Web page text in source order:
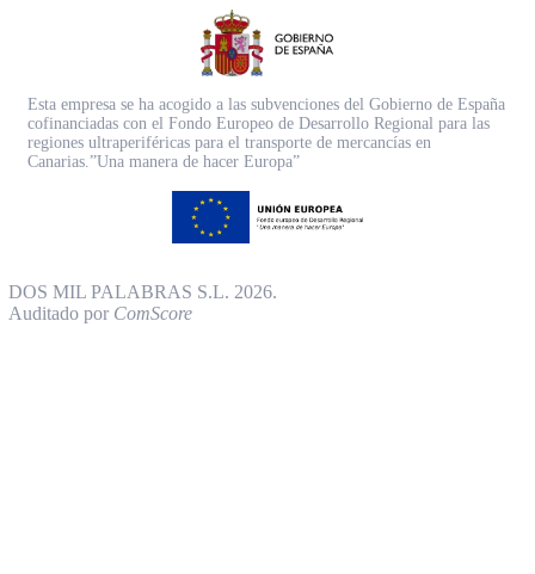
Esta empresa se ha acogido a las subvenciones del Gobierno de España
cofinanciadas con el Fondo Europeo de Desarrollo Regional para las
regiones ultraperiféricas para el transporte de mercancías en
Canarias.”Una manera de hacer Europa”
DOS MIL PALABRAS S.L. 2026.
Auditado por ComScore